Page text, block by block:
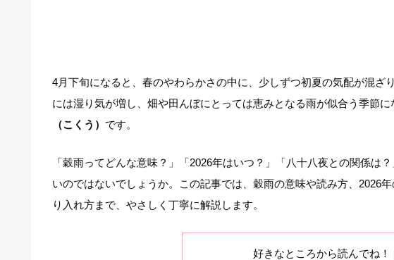
4月下旬になると、春のやわらかさの中に、少しずつ初夏の気配が混ざ
には湿り気が増し、畑や田んぼにとっては恵みとなる雨が似合う季節
（こくう） です。
「穀雨ってどんな意味？」「2026年はいつ？」「八十八夜との関係は
いのではないでしょうか。この記事では、穀雨の意味や読み方、2026
り入れ方まで、やさしく丁寧に解説します。
好きなところから読んでね！